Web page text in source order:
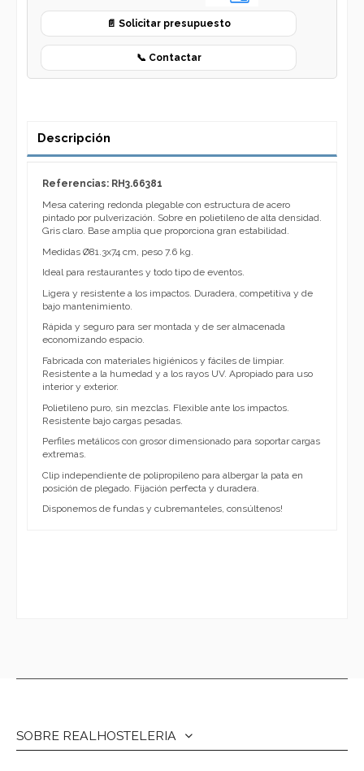
📄 Solicitar presupuesto
📞 Contactar
Descripción
Referencias: RH3.66381
Mesa catering redonda plegable con estructura de acero
pintado por pulverización. Sobre en polietileno de alta densidad.
Gris claro. Base amplia que proporciona gran estabilidad.
Medidas Ø81.3x74 cm, peso 7.6 kg.
Ideal para restaurantes y todo tipo de eventos.
Ligera y resistente a los impactos. Duradera, competitiva y de
bajo mantenimiento.
Rápida y seguro para ser montada y de ser almacenada
economizando espacio.
Fabricada con materiales higiénicos y fáciles de limpiar.
Resistente a la humedad y a los rayos UV. Apropiado para uso
interior y exterior.
Polietileno puro, sin mezclas. Flexible ante los impactos.
Resistente bajo cargas pesadas.
Perfiles metálicos con grosor dimensionado para soportar cargas
extremas.
Clip independiente de polipropileno para albergar la pata en
posición de plegado. Fijación perfecta y duradera.
Disponemos de fundas y cubremanteles, consúltenos!
SOBRE REALHOSTELERIA